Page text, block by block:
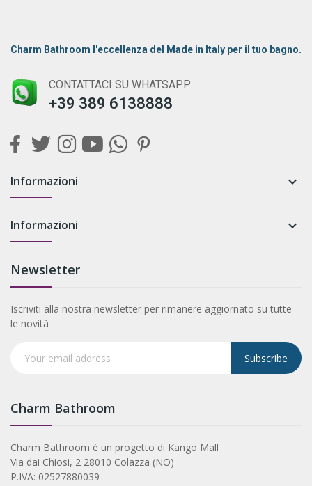
Charm Bathroom l'eccellenza del Made in Italy per il tuo bagno.
CONTATTACI SU WHATSAPP
+39 389 6138888
Informazioni 
Informazioni 
Newsletter
Iscriviti alla nostra newsletter per rimanere aggiornato su tutte
le novità
Subscribe
Charm Bathroom
Charm Bathroom è un progetto di Kango Mall
Via dai Chiosi, 2 28010 Colazza (NO)
P.IVA: 02527880039